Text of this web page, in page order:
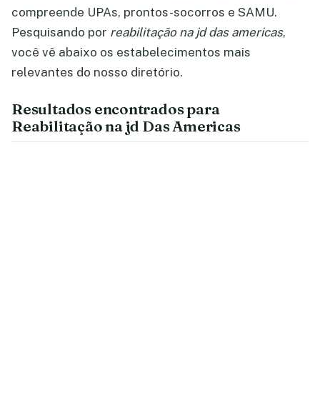
compreende UPAs, prontos-socorros e SAMU.
Pesquisando por reabilitação na jd das americas,
você vê abaixo os estabelecimentos mais
relevantes do nosso diretório.
Resultados encontrados para
Reabilitação na jd Das Americas